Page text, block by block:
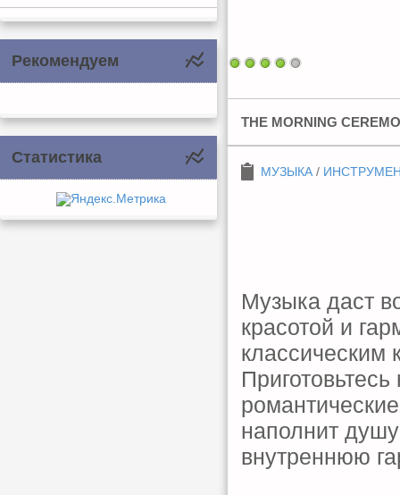
Рекомендуем
Статистика
THE MORNING
МУЗЫКА /
Музыка даст
красотой и
классическим
наполнит
внутреннюю